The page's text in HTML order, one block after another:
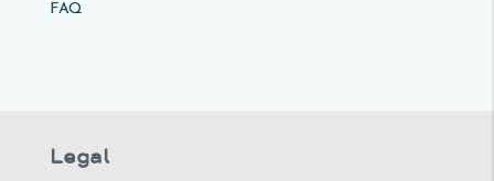
FAQ
Legal